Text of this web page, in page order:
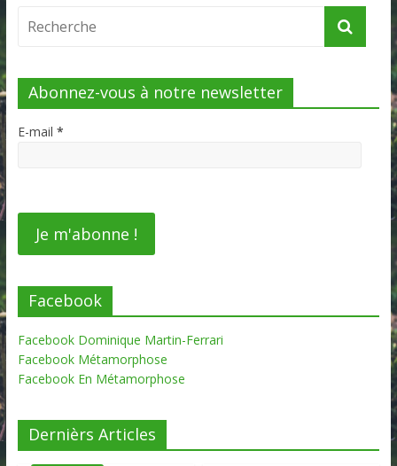
Abonnez-vous à notre newsletter
E-mail *
Facebook
Facebook Dominique Martin-Ferrari
Facebook Métamorphose
Facebook En Métamorphose
Dernièrs Articles